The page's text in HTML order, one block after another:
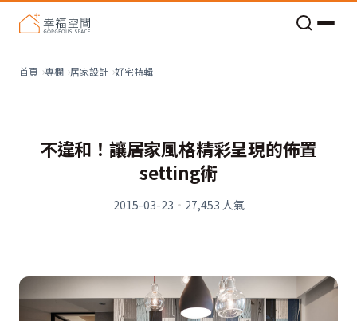
首頁 專欄 居家設計 好宅特輯
不違和！讓居家風格精彩呈現的佈置
setting術
2015-03-23 · 27,453 人氣